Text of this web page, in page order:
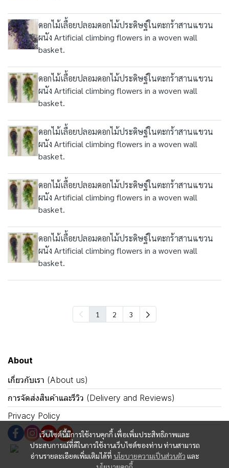
ดอกไม้เลื้อยปลอมดอกไม้ประดิษฐ์ในตะกร้าสานแขวน
ผนัง Artificial climbing flowers in a woven wall
basket.
ดอกไม้เลื้อยปลอมดอกไม้ประดิษฐ์ในตะกร้าสานแขวน
ผนัง Artificial climbing flowers in a woven wall
basket.
ดอกไม้เลื้อยปลอมดอกไม้ประดิษฐ์ในตะกร้าสานแขวน
ผนัง Artificial climbing flowers in a woven wall
basket.
ดอกไม้เลื้อยปลอมดอกไม้ประดิษฐ์ในตะกร้าสานแขวน
ผนัง Artificial climbing flowers in a woven wall
basket.
ดอกไม้เลื้อยปลอมดอกไม้ประดิษฐ์ในตะกร้าสานแขวน
ผนัง Artificial climbing flowers in a woven wall
basket.
1 2 3
เว็บไซต์นี้มีการใช้งานคุกกี้ เพื่อเพิ่มประสิทธิภาพและ
ประสบการณ์ที่ดีในการใช้งานเว็บไซต์ของท่าน ท่านสามารถ
อ่านรายละเอียดเพิ่มเติมได้ที่ นโยบายความเป็นส่วนตัว และ
About
เกี่ยวกับเรา (About us)
การจัดส่งสินค้าและรีวิว (Delivery and Reviews)
Privacy Policy